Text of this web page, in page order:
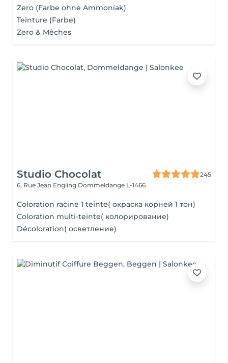
Zero (Farbe ohne Ammoniak)
Teinture (Farbe)
Zero & Mêches
Studio Chocolat
245
6, Rue Jean Engling Dommeldange L-1466
Coloration racine 1 teinte( окраска корней 1 тон)
Coloration multi-teinte( колорирование)
Décoloration( осветление)